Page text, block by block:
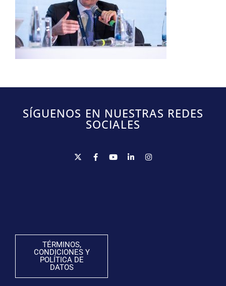
SÍGUENOS EN NUESTRAS REDES
SOCIALES
TÉRMINOS,
CONDICIONES Y
POLÍTICA DE
DATOS